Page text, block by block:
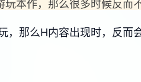
本作，那么很多时候反而
，那么H内容出现时，反而